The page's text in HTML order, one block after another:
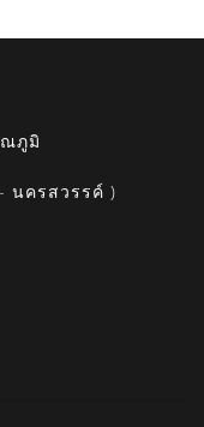
ภูมิ
นครสวรรค์ )